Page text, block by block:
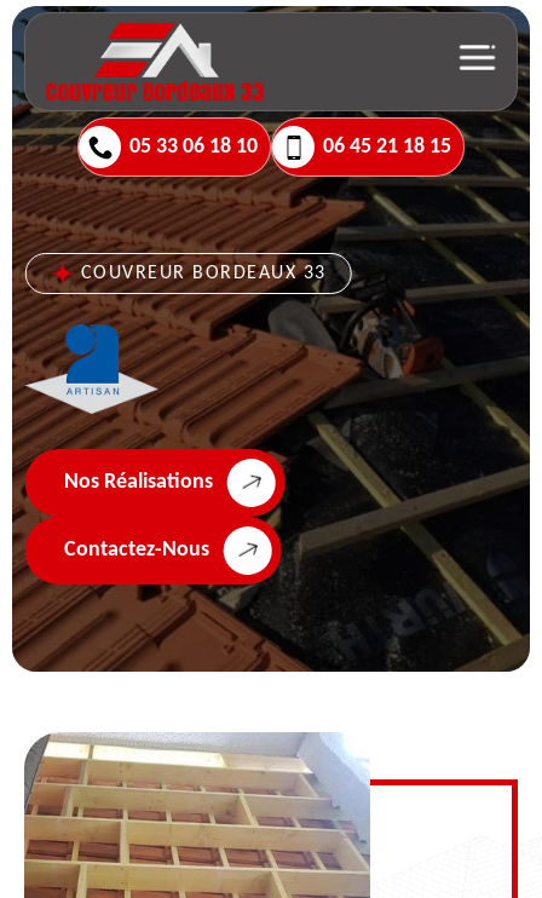
05 33 06 18 10 06 45 21 18 15
COUVREUR BORDEAUX 33
Nos Réalisations
Contactez-Nous